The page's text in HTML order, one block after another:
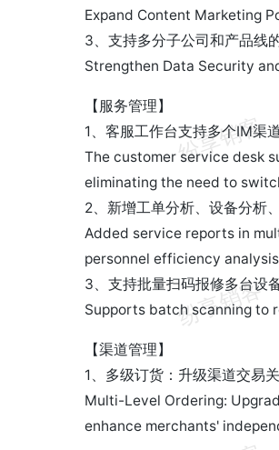
Expand Content Marketing
3、支持多分子公司和产品线
Strengthen Data Security
【服务管理】
1、客服工作台支持多个IM渠
The customer service desk
eliminating the need to
2、新增工单分析、设备分析
Added service reports in
personnel efficiency
3、支持批量扫码报修多台设
Supports batch scanning to
【渠道管理】
1、多级订货：升级渠道交易
Multi-Level Ordering:
enhance merchants'